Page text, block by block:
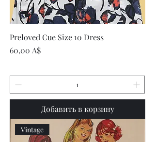
Preloved Cue Size 10 Dress
Цена
60,00 A$
Добавить в корзину
Vintage